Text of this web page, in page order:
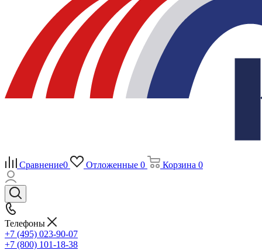
Сравнение0 Отложенные 0 Корзина 0
Телефоны
+7 (495) 023-90-07
+7 (800) 101-18-38